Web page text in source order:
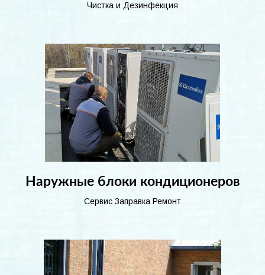
Чистка и Дезинфекция
Наружные блоки кондиционеров
Сервис Заправка Ремонт